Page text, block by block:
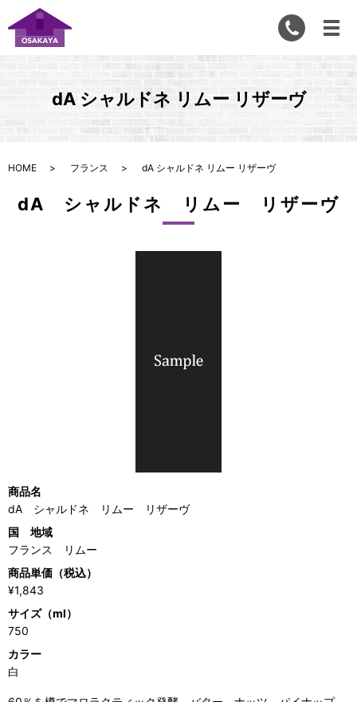
dA シャルドネ リムー リザーヴ
HOME フランス dA シャルドネ リムー リザーヴ
dA シャルドネ リムー リザーヴ
商品名
dA シャルドネ リムー リザーヴ
国 地域
フランス リムー
商品単価（税込）
¥1,843
サイズ（ml）
750
カラー
白